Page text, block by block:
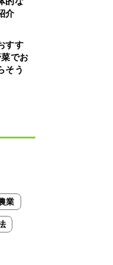
介
すす
でお
そう
業